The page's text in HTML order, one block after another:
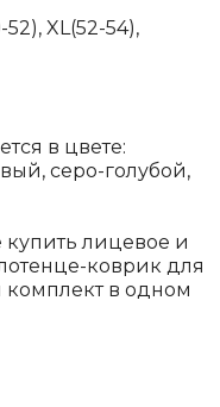
XL(52-54),
в цвете:
серо-голубой,
купить лицевое и
коврик для
в одном